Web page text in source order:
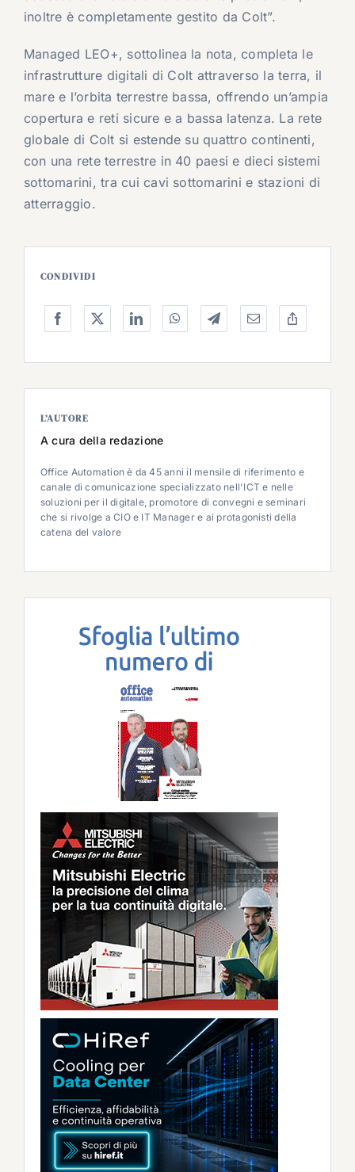
inoltre è completamente gestito da Colt”.
Managed LEO+, sottolinea la nota, completa le
infrastrutture digitali di Colt attraverso la terra, il
mare e l’orbita terrestre bassa, offrendo un’ampia
copertura e reti sicure e a bassa latenza. La rete
globale di Colt si estende su quattro continenti,
con una rete terrestre in 40 paesi e dieci sistemi
sottomarini, tra cui cavi sottomarini e stazioni di
atterraggio.
CONDIVIDI
L’AUTORE
A cura della redazione
Office Automation è da 45 anni il mensile di riferimento e
canale di comunicazione specializzato nell'ICT e nelle
soluzioni per il digitale, promotore di convegni e seminari
che si rivolge a CIO e IT Manager e ai protagonisti della
catena del valore